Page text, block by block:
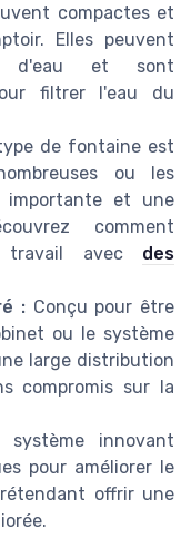
compactes et
Elles peuvent
d'eau et sont
filtrer l'eau du
de fontaine est
ou les
importante et une
comment
travail avec des
:Conçu pour être
ou le système
large distribution
compromis sur la
système innovant
pour améliorer le
offrir une